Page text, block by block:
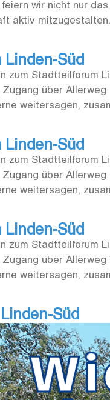
wir nicht nur
aktiv
Linden-Süd
zum Stadtteilforum
über
weitersagen,
Linden-Süd
zum Stadtteilforum
über
weitersagen,
Linden-Süd
zum Stadtteilforum
über
weitersagen,
Süd